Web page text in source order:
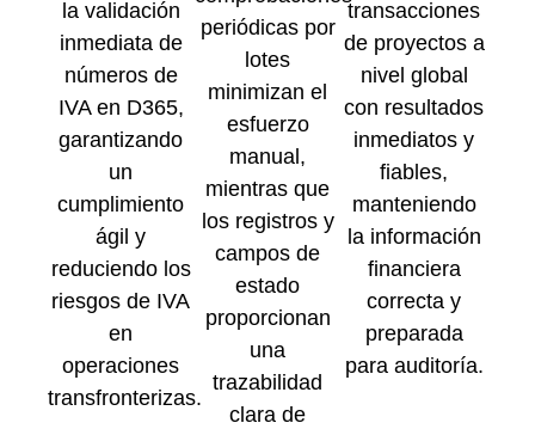
la validación
inmediata de
números de
IVA en D365,
garantizando
un
cumplimiento
ágil y
reduciendo los
riesgos de IVA
en
operaciones
transfronterizas.
periódicas por
lotes
minimizan el
esfuerzo
manual,
mientras que
los registros y
campos de
estado
proporcionan
una
trazabilidad
clara de
transacciones
de proyectos a
nivel global
con resultados
inmediatos y
fiables,
manteniendo
la información
financiera
correcta y
preparada
para auditoría.